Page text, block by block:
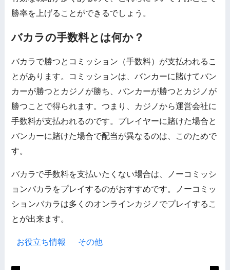
勝率を上げることができるでしょう。
バカラの手数料とは何か？
バカラで勝つとコミッション（手数料）が支払われるこ
とがあります。コミッションは、バンカーに賭けてバン
カーが勝つとカジノが勝ち、バンカーが勝つとカジノが
勝つことで得られます。つまり、カジノから運営会社に
手数料が支払われるのです。プレイヤーに賭けた場合と
バンカーに賭けた場合で配当が異なるのは、このためで
す。
バカラで手数料を支払いたくない場合は、ノーコミッシ
ョンバカラをプレイするのがおすすめです。ノーコミッ
ションバカラは多くのオンラインカジノでプレイするこ
とが出来ます。
お役立ち情報 その他